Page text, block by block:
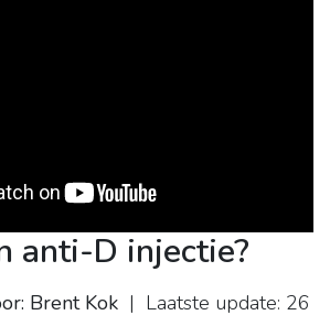
anti-D injectie?
Brent Kok | Laatste update: 26